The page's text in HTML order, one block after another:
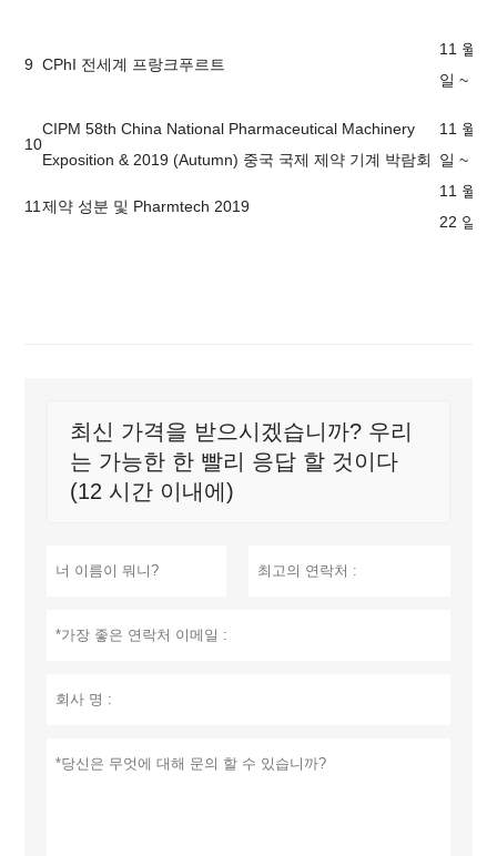
9 CPhI 전세계 프랑크푸르트
11 월 5
일 ~ 7
10
CIPM 58th China National Pharmaceutical Machinery
Exposition & 2019 (Autumn) 중국 국제 제약 기계 박람회
11 월 5
일 ~ 7
11 제약 성분 및 Pharmtech 2019
11 월
22 일
최신 가격을 받으시겠습니까? 우리
는 가능한 한 빨리 응답 할 것이다
(12 시간 이내에)